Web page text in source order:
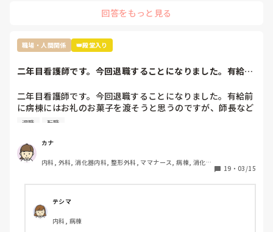
原因は自分だとわかっているのでしょうがないことだとは理
いのかわからなくなりました。
ちなみに私の職場ではすぐ噂は広まるので私のことはほぼ全
今後は今の私の不注意を正し、頑張っていきたいと思ってい
かわからないです。こんな私ですが何かアドバイスいただけ
れば嬉しいです。
かれているんですよね。
「急性期の病棟で一から学び直す」
く領域を見つけて転職したくなった時に、キャリアが役立つの
ではないかと思います。
の看護師相手に無理な愛想笑いや、ご機嫌取りをしないことで
す。
聞き役に徹して、余計なことを言わず、必要最低限の報告・連
絡・相談だけして、淡々と自分の仕事をこなすようにしてくだ
さい。
回答をもっと見る
職場・人間関係 👑殿堂入り
二年目看護師です。今回退職することになりました。有給前
二年目看護師です。今回退職することになりました。有給前
に病棟にはお礼のお菓子を渡そうと思うのですが、師長など
個々へお礼のお菓子を用意するか迷っています。みなさん移
退職 転職
カナ
内科, 外科, 消化器内科, 整形外科, ママナース, 病棟, 消化器
19 ・ 03/15
テシマ
内科, 病棟